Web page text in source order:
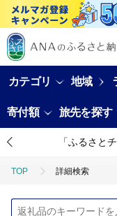
カテゴリ 地域
寄付額 旅先を探す
「ふるさと
TOP 詳細検索